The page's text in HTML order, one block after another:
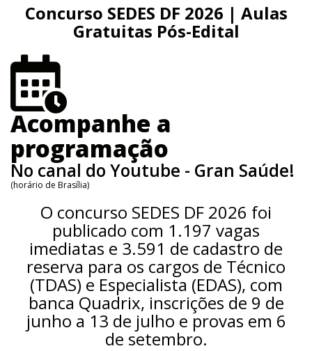
Concurso SEDES DF 2026 | Aulas
Gratuitas Pós-Edital
Acompanhe a
programação
No canal do Youtube - Gran Saúde!
(horário de Brasília)
O concurso SEDES DF 2026 foi
publicado com 1.197 vagas
imediatas e 3.591 de cadastro de
reserva para os cargos de Técnico
(TDAS) e Especialista (EDAS), com
banca Quadrix, inscrições de 9 de
junho a 13 de julho e provas em 6
de setembro.